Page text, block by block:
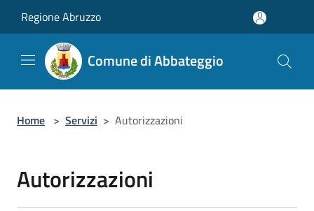
Regione Abruzzo
Comune di Abbateggio
Home > Servizi > Autorizzazioni
Autorizzazioni